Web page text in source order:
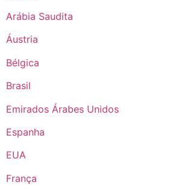
Arábia Saudita
Áustria
Bélgica
Brasil
Emirados Árabes Unidos
Espanha
EUA
França